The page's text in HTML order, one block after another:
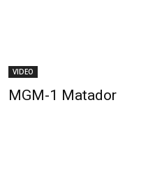
VIDEO
MGM-1 Matador